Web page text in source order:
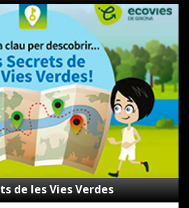
de les Vies Verdes